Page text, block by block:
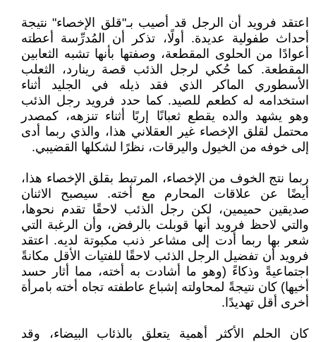
اعتقد فرويد أن الرجل قد أصيب بـ"قلق الإخصاء" نتيجة
أحداث طفولية عديدة. أولًا، تذكر أن المُدرِّسة أعطته
أعوادًا من الحلوى المقطعة، وصفتها بأنها تشبه الثعابين
المقطعة. كما حُكي لرجل الذئب قصة رينارد، الثعلب
الأسطوري الماكر الذي فقد ذيله في الجليد أثناء
استخدامه له كطعم للصيد. كما حدد فرويد رجل الذئب
وهو يشهد والده يقطع ثعبانًا إربًا أثناء تنزهه، كمصدر
محتمل لقلق الإخصاء غير العقلاني هذا، والذي ربما أدى
إلى خوفه من الخيول واليرقات، نظرًا لشكلها القضيبي.
ربما نتج الخوف من الإخصاء، المرتبط بقلق الإخصاء هذا،
أيضًا عن علاقات المحارم مع أخته. سيصبح الاثنان
صديقين حميمين، لكن رجل الذئب لاحقًا تقدم نحوها،
والتي لاحظ فرويد أنها قوبلت بالرفض، وأن الرغبة التي
شعر بها ربما أدت إلى مشاعر ذنب مكبوتة لديه. اعتقد
فرويد أن تفضيل الرجل الذئب لاحقًا للفتيات الأقل مكانةً
اجتماعيةً وذكاءً (وهو ما أشادت به أخته، مما أثار حسد
أخيها) كان نتيجةً لمحاولته إشباع عاطفته تجاه أخته بامرأة
أخرى أقل تهديدًا.
كان الحلم الأكثر أهمية يتعلق بالذئاب البيضاء، وقد